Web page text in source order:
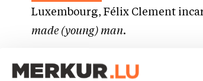
Luxembourg, Félix Clement
made (young) man.
Vous avez lancé votre